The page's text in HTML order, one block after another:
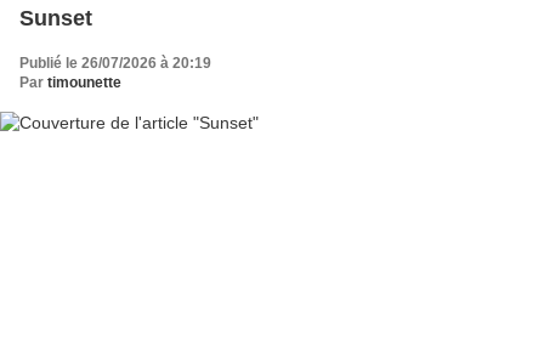
Sunset
Publié le 26/07/2026 à 20:19
Par timounette